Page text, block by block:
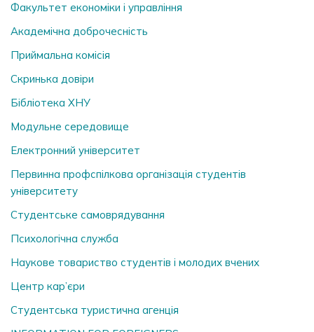
Факультет економіки і управління
Академічна доброчесність
Приймальна комісія
Скринька довiри
Бібліотека ХНУ
Модульне середовище
Електронний університет
Первинна профспілкова організація студентів
університету
Студентське самоврядування
Психологічна служба
Наукове товариство студентів і молодих вчених
Центр кар’єри
Студентська туристична агенція